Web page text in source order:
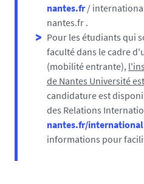
nantes.fr/
nantes.fr .
Pour les étudiants qui
faculté dans le cadre
(mobilité entrante),
de Nantes Université est
candidature est
des Relations
nantes.fr/international
informations pour